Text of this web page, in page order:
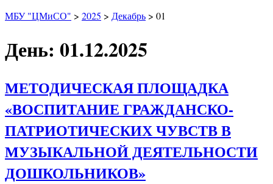
МБУ "ЦМиСО" > 2025 > Декабрь > 01
День: 01.12.2025
МЕТОДИЧЕСКАЯ ПЛОЩАДКА
«ВОСПИТАНИЕ ГРАЖДАНСКО-
ПАТРИОТИЧЕСКИХ ЧУВСТВ В
МУЗЫКАЛЬНОЙ ДЕЯТЕЛЬНОСТИ
ДОШКОЛЬНИКОВ»